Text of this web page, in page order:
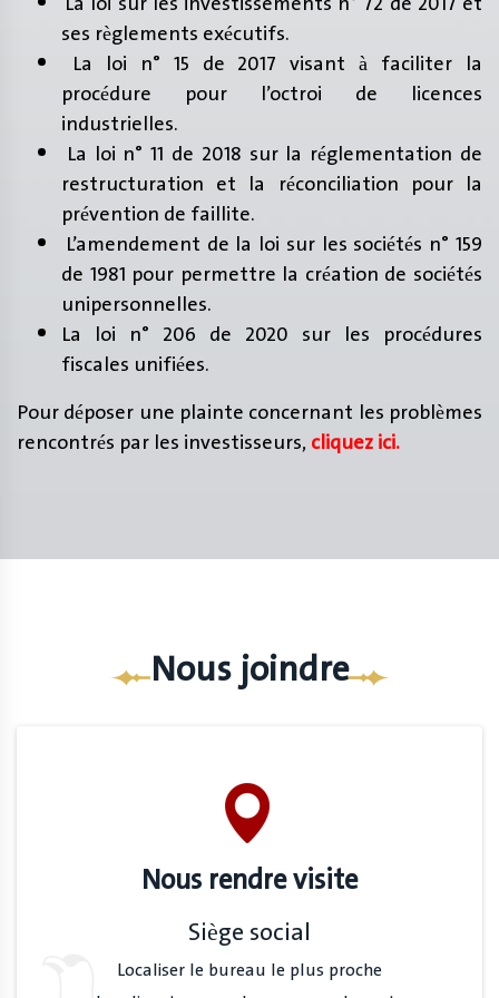
ses règlements exécutifs.
La loi n° 15 de 2017 visant à faciliter la
procédure pour l’octroi de licences
industrielles.
La loi n° 11 de 2018 sur la réglementation de
restructuration et la réconciliation pour la
prévention de faillite.
L’amendement de la loi sur les sociétés n° 159
de 1981 pour permettre la création de sociétés
unipersonnelles.
La loi n° 206 de 2020 sur les procédures
fiscales unifiées.
Pour déposer une plainte concernant les problèmes
rencontrés par les investisseurs,cliquez ici.
Nous joindre
Nous rendre visite
Siège social
Localiser le bureau le plus proche